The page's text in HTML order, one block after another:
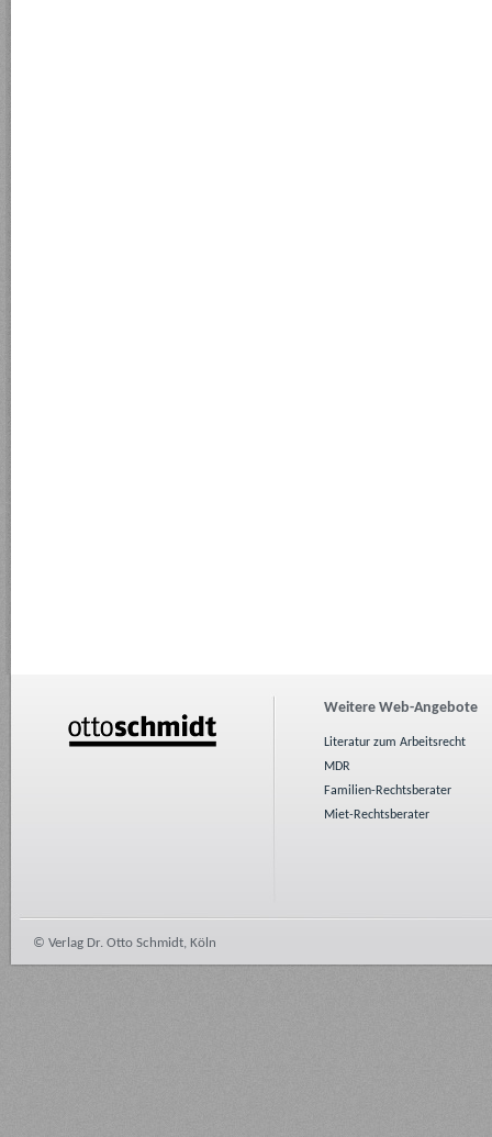
Weitere Web-Angebote
Literatur zum Arbeitsrecht
MDR
Familien-Rechtsberater
Miet-Rechtsberater
© Verlag Dr. Otto Schmidt, Köln